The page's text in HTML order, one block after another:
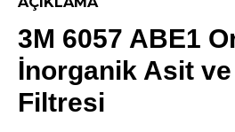
3M 6057 ABE1
İnorganik Asit ve
Filtresi